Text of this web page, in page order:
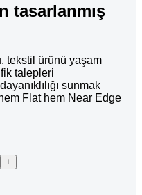
tasarlanmış
tekstil ürünü yaşam
talepleri
sunmak
Flat hem Near Edge